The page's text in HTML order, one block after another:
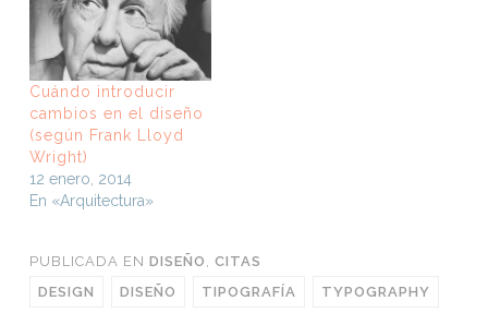
Cuándo introducir
cambios en el diseño
(según Frank Lloyd
Wright)
12 enero, 2014
En «Arquitectura»
PUBLICADA EN DISEÑO
CITAS
DESIGN
DISEÑO TIPOGRAFÍA TYPOGRAPHY